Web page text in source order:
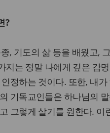
?
, 기도의 삶 등을 배웠고,
는 정말 나에게 깊은 감
정하는 것이다. 또한, 내가
기독교인들은 하나님의
그렇게 살기를 원한다. 이